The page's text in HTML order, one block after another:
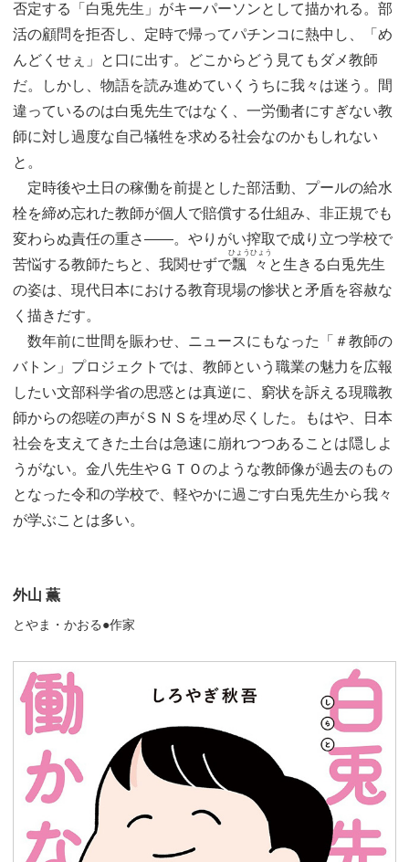
否定する「白兎先生」がキーパーソンとして描かれる。部
活の顧問を拒否し、定時で帰ってパチンコに熱中し、「め
んどくせぇ」と口に出す。どこからどう見てもダメ教師
だ。しかし、物語を読み進めていくうちに我々は迷う。間
違っているのは白兎先生ではなく、一労働者にすぎない教
師に対し過度な自己犠牲を求める社会なのかもしれない
と。
定時後や土日の稼働を前提とした部活動、プールの給水
栓を締め忘れた教師が個人で賠償する仕組み、非正規でも
変わらぬ責任の重さ――。やりがい搾取で成り立つ学校で
苦悩する教師たちと、我関せずで飄々
ひょうひょう
と生きる白兎先生
の姿は、現代日本における教育現場の惨状と矛盾を容赦な
く描きだす。
数年前に世間を賑わせ、ニュースにもなった「＃教師の
バトン」プロジェクトでは、教師という職業の魅力を広報
したい文部科学省の思惑とは真逆に、窮状を訴える現職教
師からの怨嗟の声がＳＮＳを埋め尽くした。もはや、日本
社会を支えてきた土台は急速に崩れつつあることは隠しよ
うがない。金八先生やＧＴＯのような教師像が過去のもの
となった令和の学校で、軽やかに過ごす白兎先生から我々
が学ぶことは多い。
外山 薫
とやま・かおる●作家